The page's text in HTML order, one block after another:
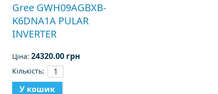
Gree GWH09AGBXB-
K6DNA1A PULAR
INVERTER
Ціна:24320.00 грн
Кількість: